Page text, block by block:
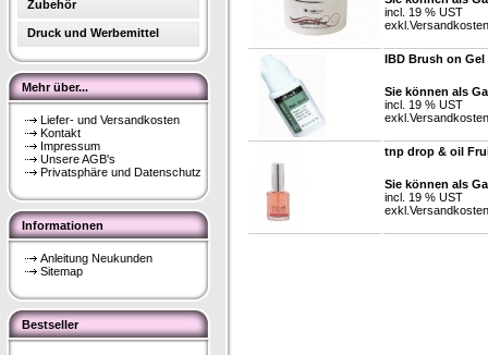
Zubehör
Druck und Werbemittel
Mehr über...
Liefer- und Versandkosten
Kontakt
Impressum
Unsere AGB's
Privatsphäre und Datenschutz
Informationen
Anleitung Neukunden
Sitemap
Bestseller
incl. 19 % UST
exkl. Versandkosten
IBD Brush on Gel
Sie können als
incl. 19 % UST
exkl. Versandkosten
tnp drop & oil
Sie können als
incl. 19 % UST
exkl. Versandkosten